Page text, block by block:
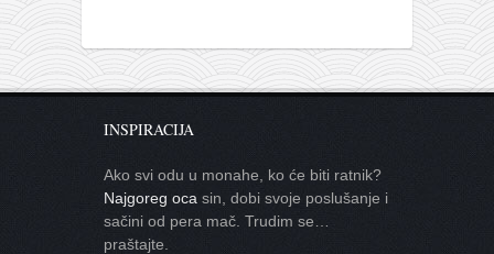
INSPIRACIJA
Ako svi odu u monahe, ko će biti ratnik?
Najgoreg oca sin, dobi svoje poslušanje i
sačini od pera mač. Trudim se…
praštajte.